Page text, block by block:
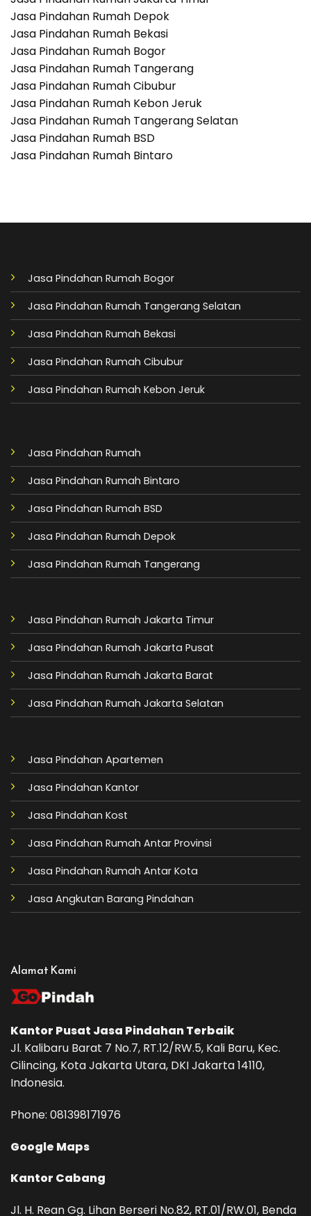
Jasa Pindahan Rumah Depok
Jasa Pindahan Rumah Bekasi
Jasa Pindahan Rumah Bogor
Jasa Pindahan Rumah Tangerang
Jasa Pindahan Rumah Cibubur
Jasa Pindahan Rumah Kebon Jeruk
Jasa Pindahan Rumah Tangerang Selatan
Jasa Pindahan Rumah BSD
Jasa Pindahan Rumah Bintaro
Jasa Pindahan Rumah Bogor
Jasa Pindahan Rumah Tangerang Selatan
Jasa Pindahan Rumah Bekasi
Jasa Pindahan Rumah Cibubur
Jasa Pindahan Rumah Kebon Jeruk
Jasa Pindahan Rumah
Jasa Pindahan Rumah Bintaro
Jasa Pindahan Rumah BSD
Jasa Pindahan Rumah Depok
Jasa Pindahan Rumah Tangerang
Jasa Pindahan Rumah Jakarta Timur
Jasa Pindahan Rumah Jakarta Pusat
Jasa Pindahan Rumah Jakarta Barat
Jasa Pindahan Rumah Jakarta Selatan
Jasa Pindahan Apartemen
Jasa Pindahan Kantor
Jasa Pindahan Kost
Jasa Pindahan Rumah Antar Provinsi
Jasa Pindahan Rumah Antar Kota
Jasa Angkutan Barang Pindahan
Alamat Kami
Kantor Pusat Jasa PindahanTerbaik
Jl. Kalibaru Barat 7 No.7, RT.12/RW.5, Kali Baru, Kec.
Cilincing, Kota Jakarta Utara, DKI Jakarta 14110,
Indonesia.
Phone: ‪081398171976‬
Google Maps
Kantor Cabang
Jl. H. Rean Gg. Lihan Berseri No.82, RT.01/RW.01, Benda